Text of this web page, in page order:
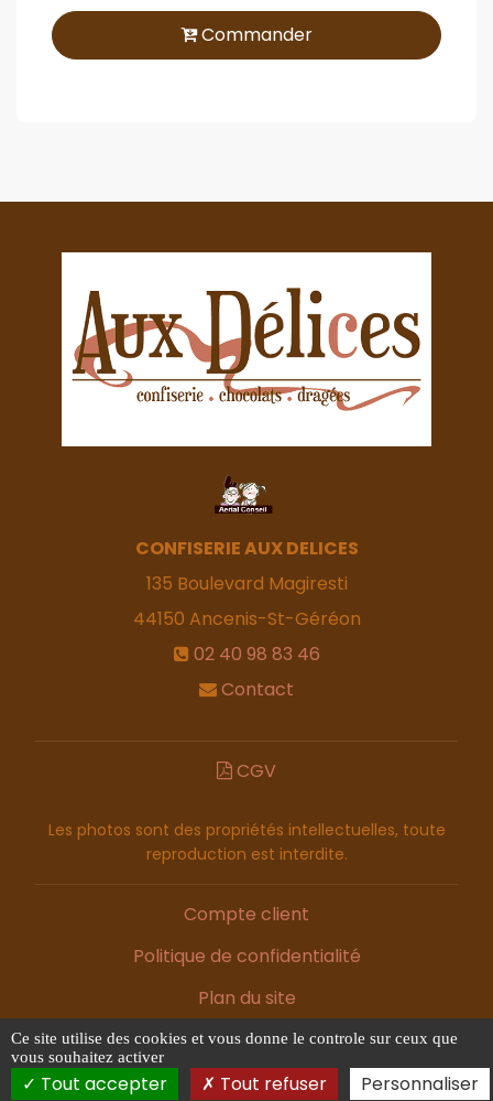
Commander
CONFISERIE AUX DELICES
135 Boulevard Magiresti
44150 Ancenis-St-Géréon
02 40 98 83 46
Contact
CGV
Les photos sont des propriétés intellectuelles, toute
reproduction est interdite.
Compte client
Politique de confidentialité
Plan du site
Mentions légales
Ce site utilise des cookies et vous donne le controle sur ceux que
vous souhaitez activer
Tout accepter Tout refuser Personnaliser